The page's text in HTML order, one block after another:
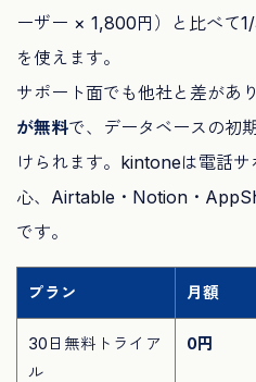
ーザー × 1,800円）と比べて
を使えます。
サポート面でも他社と差があり
が無料で、データベースの初
けられます。kintoneは電話
心、Airtable・Notion・
です。
プラン 月額
30日無料トライア
ル
0円